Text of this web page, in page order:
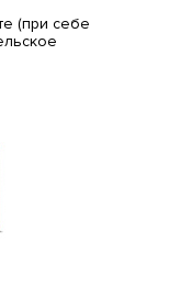
(при себе